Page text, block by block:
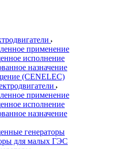
применение
исполнение
назначение
(CENELEC)
применение
исполнение
назначение
генераторы
для малых ГЭС